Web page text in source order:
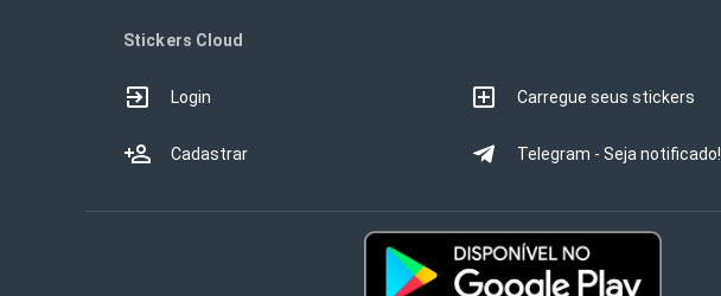
Stickers Cloud
Login
Cadastrar
Carregue seus stickers
Telegram - Seja notificado!